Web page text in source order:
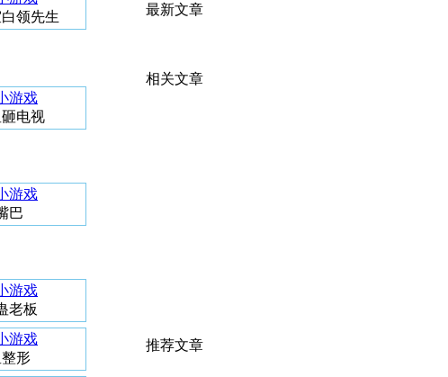
领先生
电视
巴
老板
形
最新文章
相关文章
推荐文章